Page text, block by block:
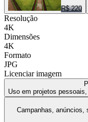
R$ 220
Resolução
4K
Dimensões
4K
Formato
JPG
Licenciar imagem
Uso em projetos
Campanhas, anúncios,